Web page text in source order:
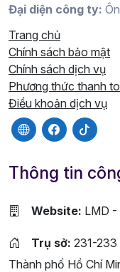
Đại diện công ty:
Trang chủ
Chính sách bảo mật
Chính sách dịch vụ
Phương thức thanh
Điều khoản dịch vụ
Thông tin
Website: LMD -
Trụ sở: 231-233
Thành phố Hồ Chí